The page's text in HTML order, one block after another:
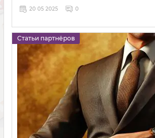
20 05 2025
0
Статьи партнёров